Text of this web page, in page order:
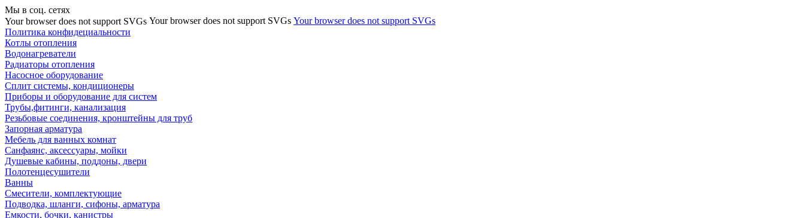
Мы в соц. сетях
Your browser does not support SVGs Your browser does not support SVGs Your browser does not support SVGs
Политика конфидециальности
Котлы отопления
Водонагреватели
Радиаторы отопления
Насосное оборудование
Сплит системы, кондиционеры
Приборы и оборудование для систем
Трубы,фитинги, канализация
Резьбовые соединения, кронштейны для труб
Запорная арматура
Мебель для ванных комнат
Санфаянс, аксессуары, мойки
Душевые кабины, поддоны, двери
Полотенцесушители
Ванны
Смесители, комплектующие
Подводка, шланги, сифоны, арматура
Емкости, бочки, канистры